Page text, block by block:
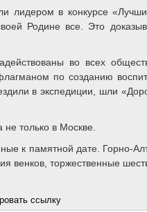
в конкурсе
Родине все. Это
во всех
по созданию
в экспедиции, шли
только в Москве.
к памятной дате. Горно-
венков, торжественные
ссылку